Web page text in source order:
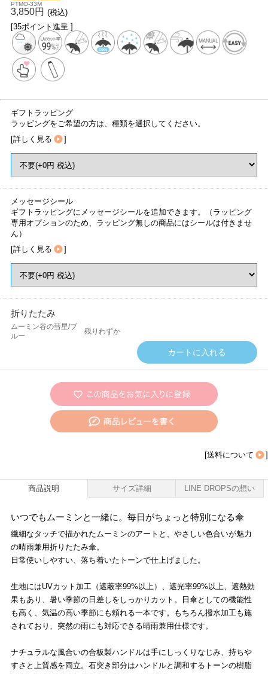
PTMO-33M
3,850円 (税込)
[35ポイント進呈 ]
ギフトラッピング
ラッピングをご希望の方は、種類を選択してください。
[詳しく見る ]
メッセージシール
ギフトラッピングにメッセージシールを追加できます。（ラッピング
専用オプションのため、ラッピング無しの商品にはシールは付きませ
ん）
[詳しく見る ]
折りたたみ
ムーミン谷の彗星/ブ
ルー
残りわずか
[送料について ]
商品説明 サイズ詳細 LINE DROPSの想い
いつでもムーミンと一緒に。毎日がちょっと特別になる傘
繊細なタッチで描かれたムーミンのアートと、やさしい色合いが魅力
の晴雨兼用折りたたみ傘。
日常使いしやすい、落ち着いたトーンで仕上げました。
生地にはUVカット加工（遮蔽率99%以上）、遮光率99%以上、遮熱効
果もあり、暑い季節の日差しをしっかりカット。日傘としての機能性
も高く、気温の高い季節にも頼れる一本です。もちろん撥水加工も施
されており、突然の雨にも対応できる晴雨兼用仕様です。
ナチュラルな風合いの合板製ハンドルは手にしっくりなじみ、持ちや
すさと上質感を両立。石突き部分はハンドルと調和するトーンの樹脂